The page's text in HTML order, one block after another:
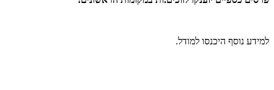
למידע נוסף היכנסו למודל.